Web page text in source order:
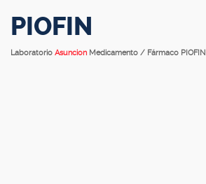
PIOFIN
Laboratorio Asuncion Medicamento / Fármaco PIOFIN